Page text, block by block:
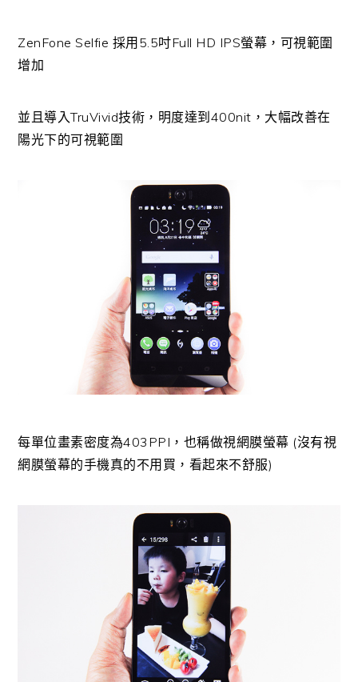
ZenFone Selfie 採用5.5吋Full HD IPS螢幕，可視範圍
增加
並且導入TruVivid技術，明度達到400nit，大幅改善在
陽光下的可視範圍
每單位畫素密度為403PPI，也稱做視網膜螢幕 (沒有視
網膜螢幕的手機真的不用買，看起來不舒服)